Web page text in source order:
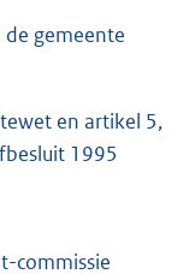
gemeente
en artikel 5,
1995
commissie